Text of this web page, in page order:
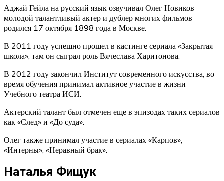
Аджай Гейла на русский язык озвучивал Олег Новиков
молодой талантливый актер и дублер многих фильмов
родился 17 октября 1898 года в Москве.
В 2011 году успешно прошел в кастинге сериала «Закрытая
школа», там он сыграл роль Вячеслава Харитонова.
В 2012 году закончил Институт современного искусства, во
время обучения принимал активное участие в жизни
Учебного театра ИСИ.
Актерский талант был отмечен еще в эпизодах таких сериалов
как «След» и «До суда».
Олег также принимал участие в сериалах «Карпов»,
«Интерны», «Неравный брак».
Наталья Фищук